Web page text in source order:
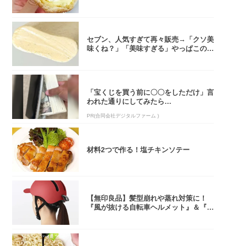
セブン、人気すぎて再々販売→「クソ美
味くね？」「美味すぎる」やっぱこのク
「宝くじを買う前に〇〇をしただけ」言
われた通りにしてみたら…
PR(合同会社デジタルファーム )
材料2つで作る！塩チキンソテー
【無印良品】髪型崩れや蒸れ対策に！
『風が抜ける自転車ヘルメット』＆『2